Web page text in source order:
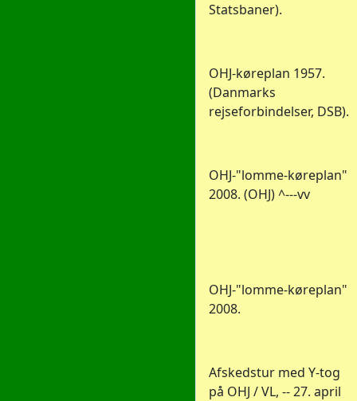
Statsbaner).
OHJ-køreplan 1957.
(Danmarks
rejseforbindelser, DSB).
OHJ-"lomme-køreplan"
2008. (OHJ) ^---vv
OHJ-"lomme-køreplan"
2008.
Afskedstur med Y-tog
på OHJ / VL, -- 27. april